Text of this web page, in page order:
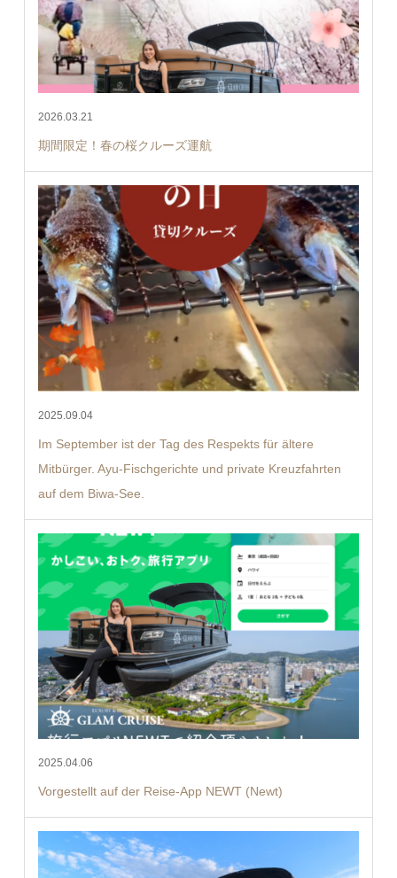
2026.03.21
期間限定！春の桜クルーズ運航
2025.09.04
Im September ist der Tag des Respekts für ältere
Mitbürger. Ayu-Fischgerichte und private Kreuzfahrten
auf dem Biwa-See.
2025.04.06
Vorgestellt auf der Reise-App NEWT (Newt)